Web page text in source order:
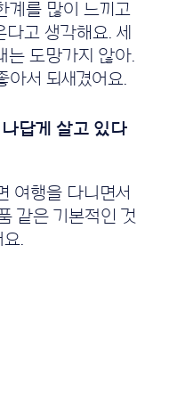
계를 많이 느끼고
고 생각해요. 세
는 도망가지 않아.
아서 되새겼어요.
여행을 다니면서
같은 기본적인 것
.